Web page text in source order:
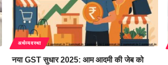
अर्थव्यवस्था
नया GST सुधार 2025: आम आदमी की जेब को